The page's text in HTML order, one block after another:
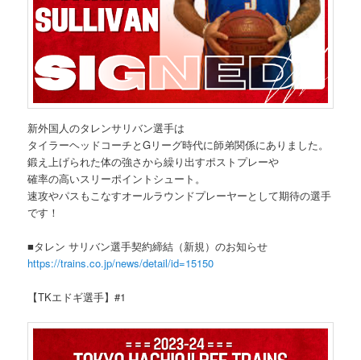
新外国人のタレンサリバン選手は
タイラーヘッドコーチとGリーグ時代に師弟関係にありました。
鍛え上げられた体の強さから繰り出すポストプレーや
確率の高いスリーポイントシュート。
速攻やパスもこなすオールラウンドプレーヤーとして期待の選手
です！
■タレン サリバン選手契約締結（新規）のお知らせ
https://trains.co.jp/news/detail/id=15150
【TKエドギ選手】#1